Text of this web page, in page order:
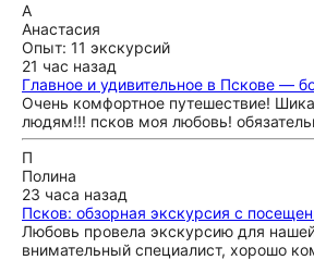
А
Анастасия
Опыт: 11 экскурсий
21 час назад
Главное и удивительное в Пскове —
Очень комфортное путешествие!
людям!!! псков моя любовь!
П
Полина
23 часа назад
Псков: обзорная экскурсия с
Любовь провела экскурсию для
внимательный специалист, хорошо